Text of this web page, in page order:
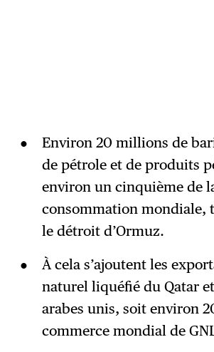
Environ 20 millions de
de pétrole et de produits
environ un cinquième de
consommation mondiale,
le détroit d’Ormuz.
À cela s’ajoutent les
naturel liquéfié du Qatar
arabes unis, soit environ
commerce mondial de